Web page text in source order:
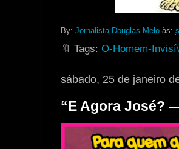
By: Jornalista Douglas Melo às:
🔖 Tags: O-Homem-
sábado, 25 de janeiro
“E Agora José?